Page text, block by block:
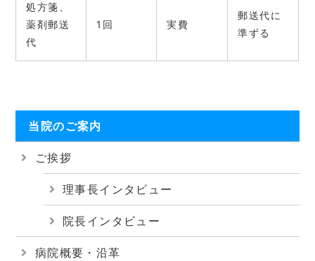
処方箋、
薬剤郵送
代
1回 実費
郵送代に
準ずる
当院のご案内
ご挨拶
理事長インタビュー
院長インタビュー
病院概要・沿革